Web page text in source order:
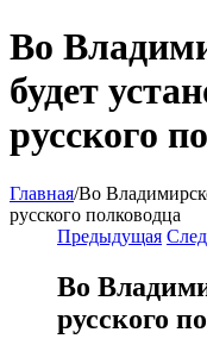
Во
будет
русского
Главная/Во
русского полководца
Предыдущая
Во
русского